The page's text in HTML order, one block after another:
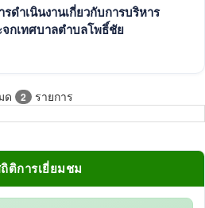
ดำเนินงานเกี่ยวกับการบริหาร
จกเทศบาลตำบลโพธิ์ชัย
ด 2 รายการ
ติการเยี่ยมชม